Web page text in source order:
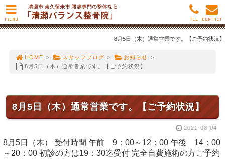
8月5日（木）通常営業です。【ご予約状況】
HOME > スタッフブログ > お知らせ >
8月5日（木）通常営業です。【ご予約状況】
8月5日（木）通常営業です。【ご予約状況】
2021-08-04
8月5日（木） 受付時間 午前 9：00～12：00 午後 14：00
～20：00 初診の方は19：30迄受付 完全自費施術の方ご予約
MENU CONTACT
TEL